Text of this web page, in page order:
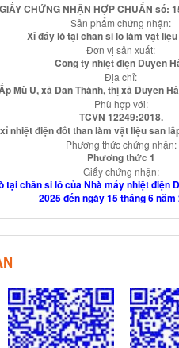
GIẤY CHỨNG NHẬN HỢP CHUẨN số:
Sản phẩm chứng nhận:
Xỉ đáy lò tại chân si lô làm vật
Đơn vị sản xuất:
Công ty nhiệt điện Duyên
Địa chỉ:
Mù U, xã Dân Thành, thị xã Duyên
Phù hợp với:
TCVN 12249:2018.
nhiệt điện đốt than làm vật liệu san
Phương thức chứng nhận:
Phương thức 1
Giấy chứng nhận:
tại chân si lô của Nhà máy nhiệt điện
2025 đến ngày 15 tháng 6 năm